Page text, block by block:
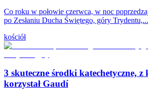
Co roku w połowie czerwca, w noc
po Zesłaniu Ducha Świętego, góry Trydentu,...
kościół
3 skuteczne środki katechetyczne,
korzystał Gaudí